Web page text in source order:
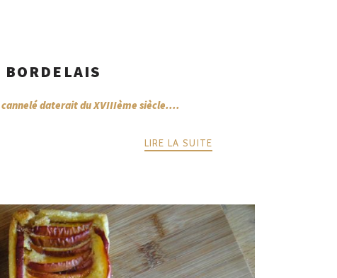
daterait du XVIIIème siècle....
LIRE LA SUITE